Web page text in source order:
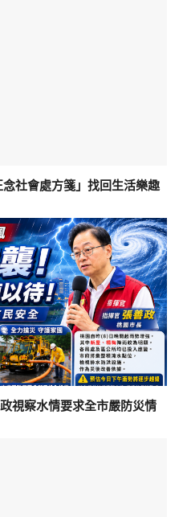
社會處方箋」找回生活樂趣
視察水情要求全市嚴防災情